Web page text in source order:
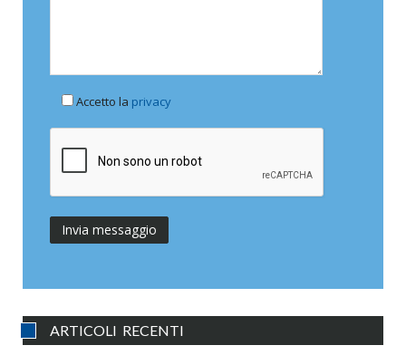
Accetto la privacy
ARTICOLI RECENTI